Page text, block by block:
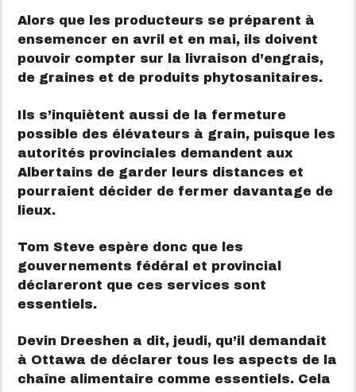
Alors que les producteurs se préparent à
ensemencer en avril et en mai, ils doivent
pouvoir compter sur la livraison d’engrais,
de graines et de produits phytosanitaires.
Ils s’inquiètent aussi de la fermeture
possible des élévateurs à grain, puisque les
autorités provinciales demandent aux
Albertains de garder leurs distances et
pourraient décider de fermer davantage de
lieux.
Tom Steve espère donc que les
gouvernements fédéral et provincial
déclareront que ces services sont
essentiels.
Devin Dreeshen a dit, jeudi, qu’il demandait
à Ottawa de déclarer tous les aspects de la
chaîne alimentaire comme essentiels. Cela